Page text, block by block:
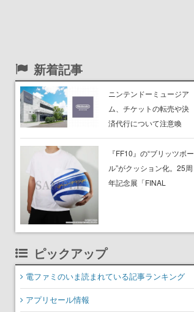
新着記事
ニンテンドーミュージア
ム、チケットの転売や決
済代行について注意喚
起。公式サイト以外で買
ったチケットで入館でき
ない事例が複数発生
『FF10』の“ブリッツボー
ル”がクッション化。25周
年記念展「FINAL
ピックアップ
電ファミのいま読まれている記事ランキング
アプリセール情報